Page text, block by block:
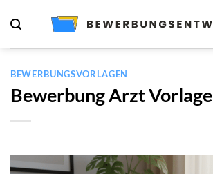
Inhalt
springen
BEWERBUNGSVORLAGEN
Bewerbung Arzt Vorlage